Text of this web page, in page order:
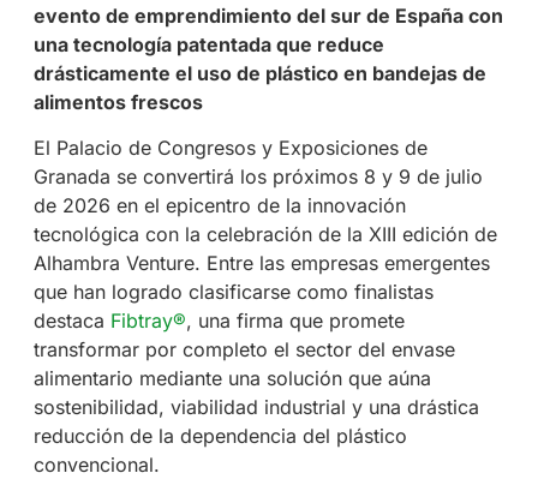
evento de emprendimiento del sur de España con
una tecnología patentada que reduce
drásticamente el uso de plástico en bandejas de
alimentos frescos
El Palacio de Congresos y Exposiciones de
Granada se convertirá los próximos 8 y 9 de julio
de 2026 en el epicentro de la innovación
tecnológica con la celebración de la XIII edición de
Alhambra Venture. Entre las empresas emergentes
que han logrado clasificarse como finalistas
destaca Fibtray®, una firma que promete
transformar por completo el sector del envase
alimentario mediante una solución que aúna
sostenibilidad, viabilidad industrial y una drástica
reducción de la dependencia del plástico
convencional.